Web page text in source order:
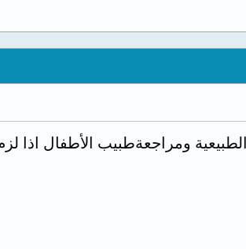
ومراجعةطبيب الأطفال اذا